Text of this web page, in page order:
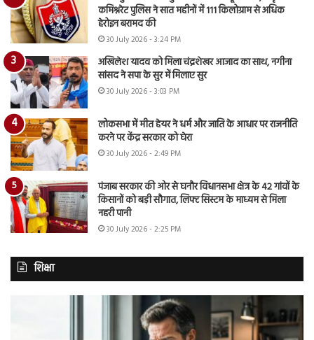
कमिश्नरेट पुलिस ने सात महीनों में 111 किलोग्राम से अधिक
हेरोइन बरामद की
30 July 2026 - 3:24 PM
अखिलेश यादव को मिला चंद्रशेखर आजाद का साथ, नगीना
सांसद ने सपा के सुर में मिलाए सुर
30 July 2026 - 3:03 PM
लोकसभा में मीत हेयर ने धर्म और जाति के आधार पर राजनीति
करने पर केंद्र सरकार को घेरा
30 July 2026 - 2:49 PM
पंजाब सरकार की ओर से घनौर विधानसभा क्षेत्र के 42 गांवों के
किसानों को बड़ी सौगात, लिफ्ट सिस्टम के माध्यम से मिला
नहरी पानी
30 July 2026 - 2:25 PM
शिक्षा